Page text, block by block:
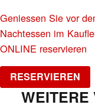
Geniessen Sie vor
Nachtessen im
ONLINE reservieren
RESERVIEREN
WEITERE